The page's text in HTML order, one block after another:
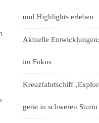
und Highlights erleben
Aktuelle
im Fokus
Kreuzfahrtschiff
gerät in schweren